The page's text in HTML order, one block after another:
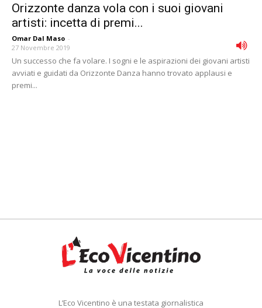
Orizzonte danza vola con i suoi giovani
artisti: incetta di premi...
Omar Dal Maso -
27 Novembre 2019
Un successo che fa volare. I sogni e le aspirazioni dei giovani artisti
avviati e guidati da Orizzonte Danza hanno trovato applausi e
premi...
L’Eco Vicentino è una testata giornalistica